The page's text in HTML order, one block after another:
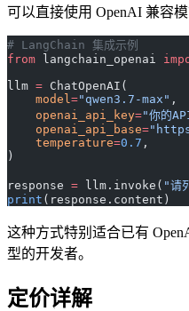
可以直接使用 OpenAI 兼容模
# LangChain 集成示例
from langchain_openai
llm = ChatOpenAI(
    model
="qwen3.7-max" ,
    openai_api_key
="你的
    openai_api_base
=
    temperature
=0.7 ,
)
response = llm.invoke( "请
print (response.content)
这种方式特别适合已有
型的开发者。
定价详解